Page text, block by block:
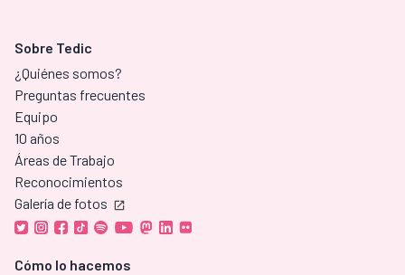
Sobre Tedic
¿Quiénes somos?
Preguntas frecuentes
Equipo
10 años
Áreas de Trabajo
Reconocimientos
Galería de fotos
Cómo lo hacemos